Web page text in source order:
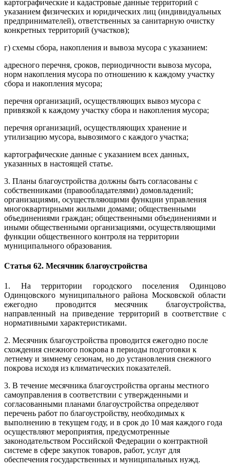
картографические и кадастровые данные территорий с
указанием физических и юридических лиц (индивидуальных
предпринимателей), ответственных за санитарную очистку
конкретных территорий (участков);
г) схемы сбора, накопления и вывоза мусора с указанием:
адресного перечня, сроков, периодичности вывоза мусора,
норм накопления мусора по отношению к каждому участку
сбора и накопления мусора;
перечня организаций, осуществляющих вывоз мусора с
привязкой к каждому участку сбора и накопления мусора;
перечня организаций, осуществляющих хранение и
утилизацию мусора, вывозимого с каждого участка;
картографические данные с указанием всех данных,
указанных в настоящей статье.
3. Планы благоустройства должны быть согласованы с
собственниками (правообладателями) домовладений;
организациями, осуществляющими функции управления
многоквартирными жилыми домами; общественными
объединениями граждан; общественными объединениями и
иными общественными организациями, осуществляющими
функции общественного контроля на территории
муниципального образования.
Статья 62. Месячник благоустройства
1. На территории городского поселения Одинцово
Одинцовского муниципального района Московской области
ежегодно проводится месячник благоустройства,
направленный на приведение территорий в соответствие с
нормативными характеристиками.
2. Месячник благоустройства проводится ежегодно после
схождения снежного покрова в периоды подготовки к
летнему и зимнему сезонам, но до установления снежного
покрова исходя из климатических показателей.
3. В течение месячника благоустройства органы местного
самоуправления в соответствии с утвержденными и
согласованными планами благоустройства определяют
перечень работ по благоустройству, необходимых к
выполнению в текущем году, и в срок до 10 мая каждого года
осуществляют мероприятия, предусмотренные
законодательством Российской Федерации о контрактной
системе в сфере закупок товаров, работ, услуг для
обеспечения государственных и муниципальных нужд.